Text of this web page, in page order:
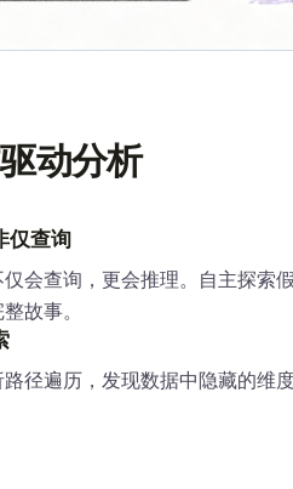
动分析
仅查询
仅会查询，更会推理。自主探索
故事。
径遍历，发现数据中隐藏的维度